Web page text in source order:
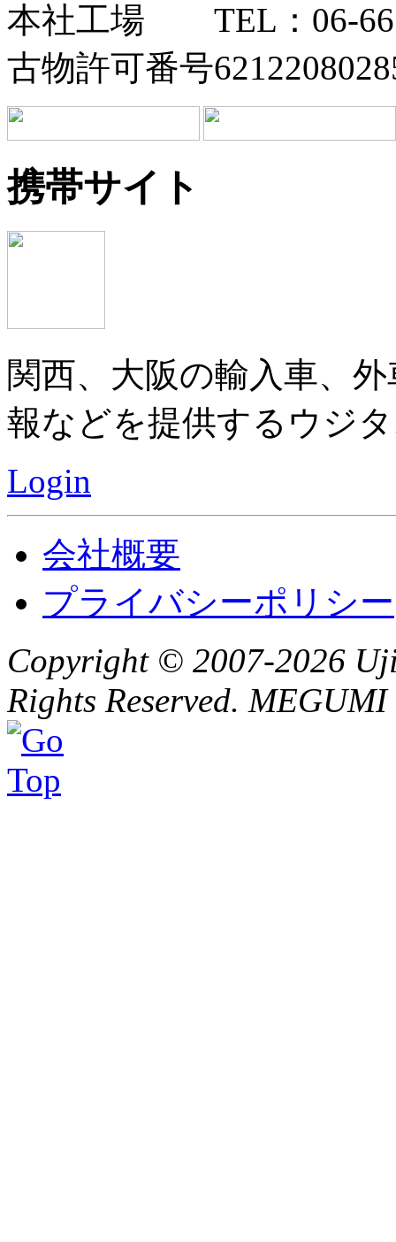
本社工場 TEL：06-
古物許可番号
携帯サイト
関西、大阪の輸入車、
報などを提供するウジ
Login
会社概要
プライバシーポリシー
Copyright © 2007-2026
Rights Reserved.